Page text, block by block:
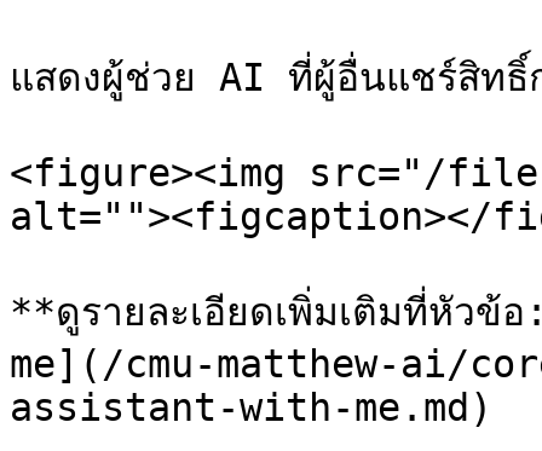
แสดงผู้ช่วย AI ที่ผู้อื่นแชร์สิทธิ์
<figure><img src="/files/
alt=""><figcaption></
**ดูรายละเอียดเพิ่มเติมที่
me](/cmu-matthew-ai/
assistant-with-me.md)